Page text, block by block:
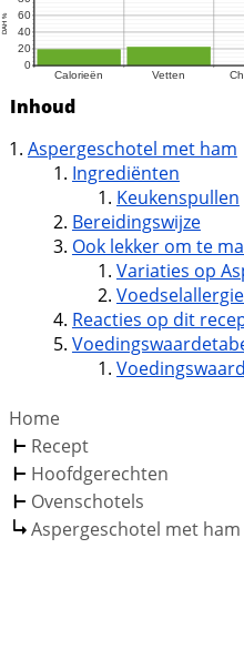
Inhoud
Aspergeschotel met ham
Ingrediënten
Keukenspullen
Bereidingswijze
Ook lekker om te
Variaties op
Reacties op dit
Home
Recept
Hoofdgerechten
Ovenschotels
Aspergeschotel met ham